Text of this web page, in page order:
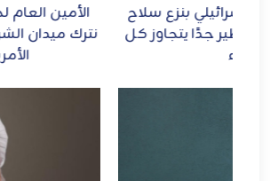
الأمين العام لحزب الله يعاهد
نترك ميدان الشرف والمقـاومة
الأمريكي والإجرام